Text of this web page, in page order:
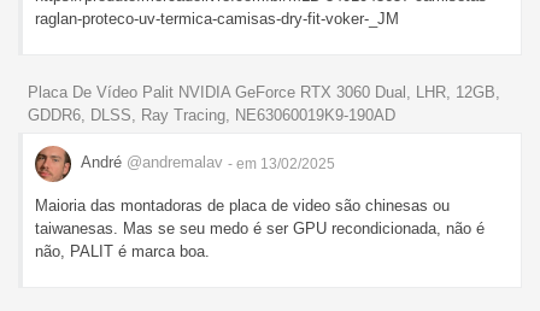
raglan-proteco-uv-termica-camisas-dry-fit-voker-_JM
Placa De Vídeo Palit NVIDIA GeForce RTX 3060 Dual, LHR, 12GB,
GDDR6, DLSS, Ray Tracing, NE63060019K9-190AD
André @andremalav - em 13/02/2025
Maioria das montadoras de placa de video são chinesas ou
taiwanesas. Mas se seu medo é ser GPU recondicionada, não é
não, PALIT é marca boa.